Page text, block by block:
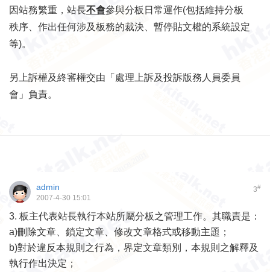
因站務繁重，站長不會參與分板日常運作(包括維持分板
秩序、作出任何涉及板務的裁決、暫停貼文權的系統設定
等)。
另上訴權及終審權交由「處理上訴及投訴版務人員委員
會」負責。
3#
admin
2007-4-30 15:01
3. 板主代表站長執行本站所屬分板之管理工作。其職責是：
a)刪除文章、鎖定文章、修改文章格式或移動主題；
b)對於違反本規則之行為，界定文章類別，本規則之解釋及
執行作出決定；